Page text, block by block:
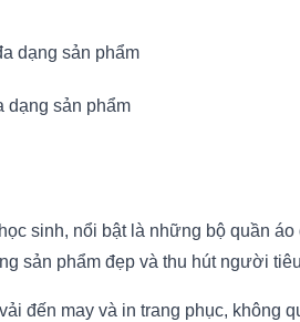
dạng sản phẩm
sinh, nổi bật là những bộ quần
sản phẩm đẹp và thu hút người
đến may và in trang phục, không